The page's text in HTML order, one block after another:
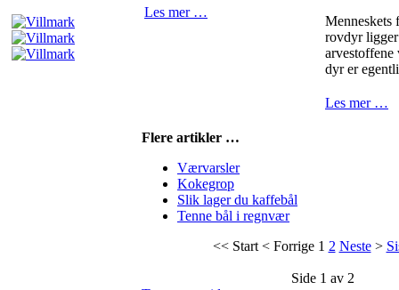
Les mer …
Menneskets
rovdyr
arvestoffene
dyr er
Les mer …
Flere artikler …
Værvarsler
Kokegrop
Slik lager du kaffebål
Tenne bål i regnvær
<< Start< Forrige 1 2 Neste>
Side 1 av 2